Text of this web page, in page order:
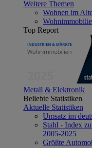
Weitere Themen
Wohnen im
Top Report
Metall & Elektronik
Beliebte Statistiken
Aktuelle Statistiken
Umsatz im
Stahl - Index
2005-2025
Größte